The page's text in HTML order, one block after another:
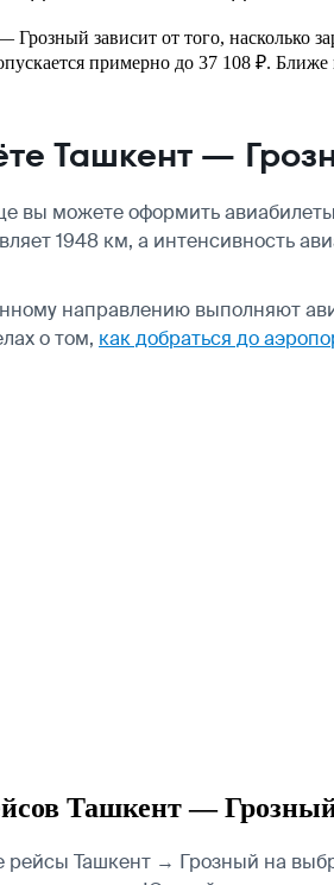
зависит от того, насколько
примерно до 37 108 ₽. Ближе
Ташкент —
вы можете оформить
1948 км, а интенсивность
направлению выполняют
о том, как добраться до
Ташкент —
Ташкент → Грозный на